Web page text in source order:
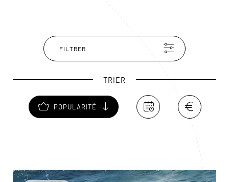
des Communards et des déportés Kabyles.
FILTRER
TRIER
POPULARITÉ